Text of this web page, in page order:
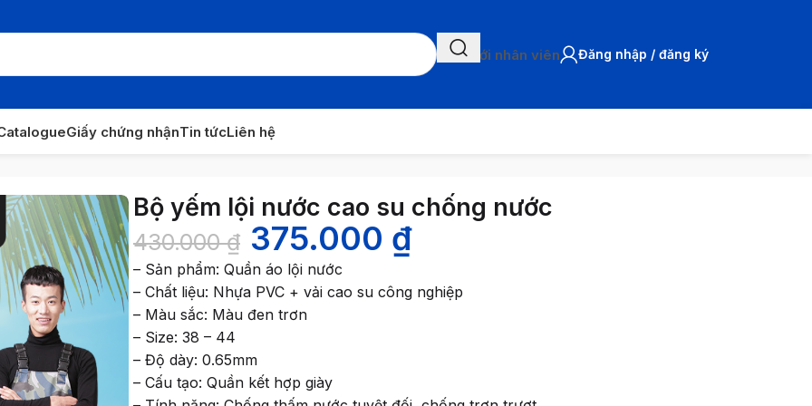
Chat với nhân viên Đăng nhập / đăng ký
Giấy chứng nhậnTin tứcLiên hệ
cao su chống nước
Bộ yếm lội nước cao su chống nước
430.000₫ 375.000 ₫
– Sản phẩm: Quần áo lội nước
– Chất liệu: Nhựa PVC + vải cao su công nghiệp
– Màu sắc: Màu đen trơn
– Size: 38 – 44
– Độ dày: 0.65mm
– Cấu tạo: Quần kết hợp giày